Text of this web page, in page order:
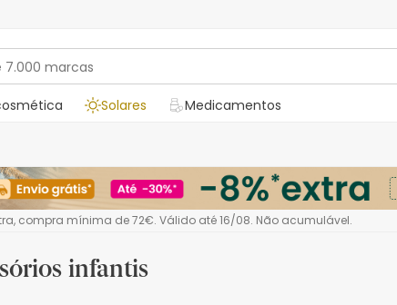
Solares Medicamentos
compra mínima de 72€. Válido até 16/08. Não acumulável.
infantis